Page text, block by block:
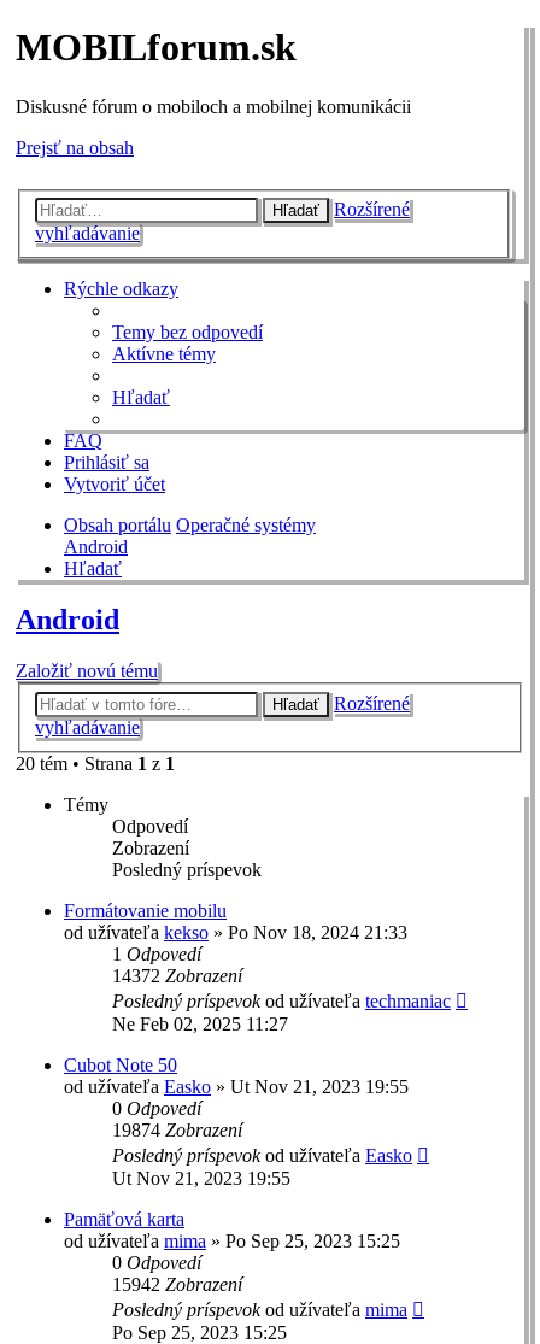
MOBILforum.sk
Diskusné fórum o mobiloch a mobilnej komunikácii
Prejsť na obsah
Hľadať
Rozšírené
vyhľadávanie
Rýchle odkazy
Temy bez odpovedí
Aktívne témy
Hľadať
FAQ
Prihlásiť sa
Vytvoriť účet
Obsah portálu Operačné systémy
Android
Hľadať
Android
Založiť novú tému
Hľadať
Rozšírené
vyhľadávanie
20 tém • Strana 1 z 1
Témy
Odpovedí
Zobrazení
Posledný príspevok
Formátovanie mobilu
od užívateľa kekso » Po Nov 18, 2024 21:33
1 Odpovedí
14372 Zobrazení
Posledný príspevokod užívateľa techmaniac
Ne Feb 02, 2025 11:27
Cubot Note 50
od užívateľa Easko » Ut Nov 21, 2023 19:55
0 Odpovedí
19874 Zobrazení
Posledný príspevokod užívateľa Easko
Ut Nov 21, 2023 19:55
Pamäťová karta
od užívateľa mima » Po Sep 25, 2023 15:25
0 Odpovedí
15942 Zobrazení
Posledný príspevokod užívateľa mima
Po Sep 25, 2023 15:25